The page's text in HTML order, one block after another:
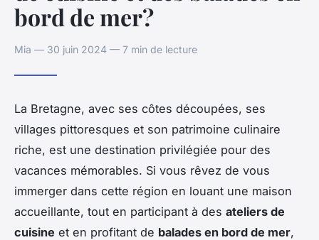
bord de mer?
Mia — 30 juin 2024 — 7 min de lecture
La Bretagne, avec ses côtes découpées, ses
villages pittoresques et son patrimoine culinaire
riche, est une destination privilégiée pour des
vacances mémorables. Si vous rêvez de vous
immerger dans cette région en louant une maison
accueillante, tout en participant à des ateliers de
cuisine et en profitant de balades en bord de mer,